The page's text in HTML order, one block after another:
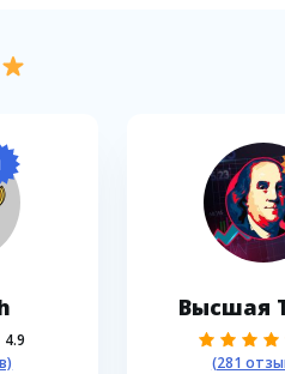
4.9
Высшая
(281